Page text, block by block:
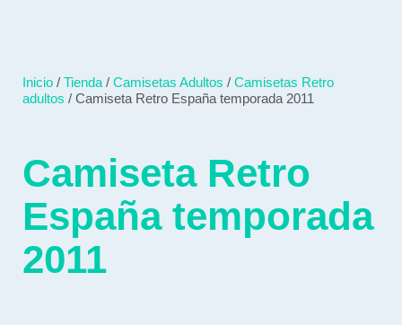
Inicio / Tienda / Camisetas Adultos / Camisetas Retro
adultos / Camiseta Retro España temporada 2011
Camiseta Retro
España temporada
2011